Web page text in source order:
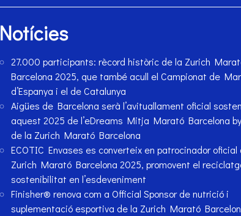
Notícies
27.000 participants: rècord històric de la Zurich
Barcelona 2025, que també acull el Campionat de
d’Espanya i el de Catalunya
Aigües de Barcelona serà l’avituallament oficial
aquest 2025 de l’eDreams Mitja Marató Barcelona
de la Zurich Marató Barcelona
ECOTIC Envases es converteix en patrocinador oficial
Zurich Marató Barcelona 2025, promovent el
sostenibilitat en l’esdeveniment
Finisher® renova com a Official Sponsor de nutrició i
suplementació esportiva de la Zurich Marató